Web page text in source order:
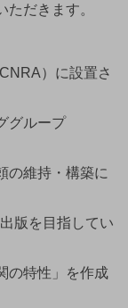
だきます。
）に設置さ
グループ
の維持・構築に
版を目指してい
の特性」を作成